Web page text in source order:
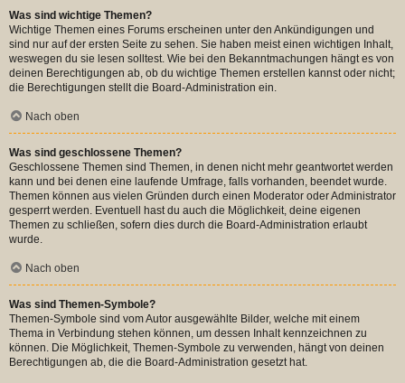
Was sind wichtige Themen?
Wichtige Themen eines Forums erscheinen unter den Ankündigungen und
sind nur auf der ersten Seite zu sehen. Sie haben meist einen wichtigen Inhalt,
weswegen du sie lesen solltest. Wie bei den Bekanntmachungen hängt es von
deinen Berechtigungen ab, ob du wichtige Themen erstellen kannst oder nicht;
die Berechtigungen stellt die Board-Administration ein.
Nach oben
Was sind geschlossene Themen?
Geschlossene Themen sind Themen, in denen nicht mehr geantwortet werden
kann und bei denen eine laufende Umfrage, falls vorhanden, beendet wurde.
Themen können aus vielen Gründen durch einen Moderator oder Administrator
gesperrt werden. Eventuell hast du auch die Möglichkeit, deine eigenen
Themen zu schließen, sofern dies durch die Board-Administration erlaubt
wurde.
Nach oben
Was sind Themen-Symbole?
Themen-Symbole sind vom Autor ausgewählte Bilder, welche mit einem
Thema in Verbindung stehen können, um dessen Inhalt kennzeichnen zu
können. Die Möglichkeit, Themen-Symbole zu verwenden, hängt von deinen
Berechtigungen ab, die die Board-Administration gesetzt hat.